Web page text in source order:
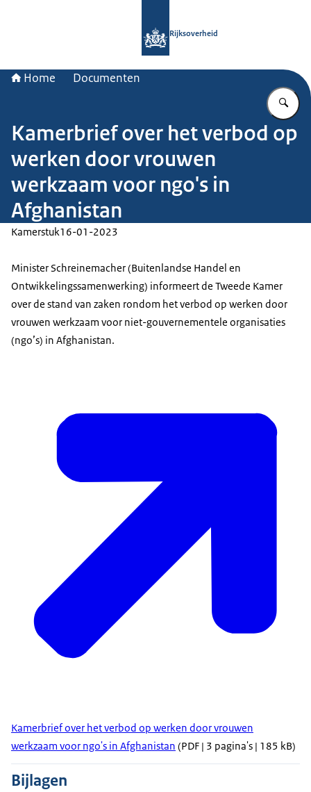
Rijksoverheid
Home Documenten
Kamerbrief over het verbod op
werken door vrouwen
werkzaam voor ngo's in
Afghanistan
Kamerstuk16-01-2023
Minister Schreinemacher (Buitenlandse Handel en
Ontwikkelingssamenwerking) informeert de Tweede Kamer
over de stand van zaken rondom het verbod op werken door
vrouwen werkzaam voor niet-gouvernementele organisaties
(ngo’s) in Afghanistan.
Kamerbrief over het verbod op werken door vrouwen
werkzaam voor ngo's in Afghanistan (PDF | 3 pagina's | 185 kB)
Bijlagen